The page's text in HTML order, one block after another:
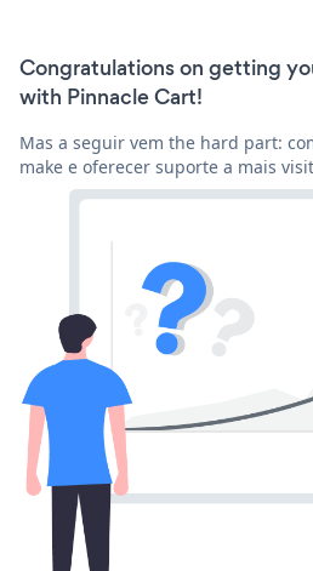
Congratulations on getting
with Pinnacle Cart!
Mas a seguir vem the hard part:
make e oferecer suporte a mais